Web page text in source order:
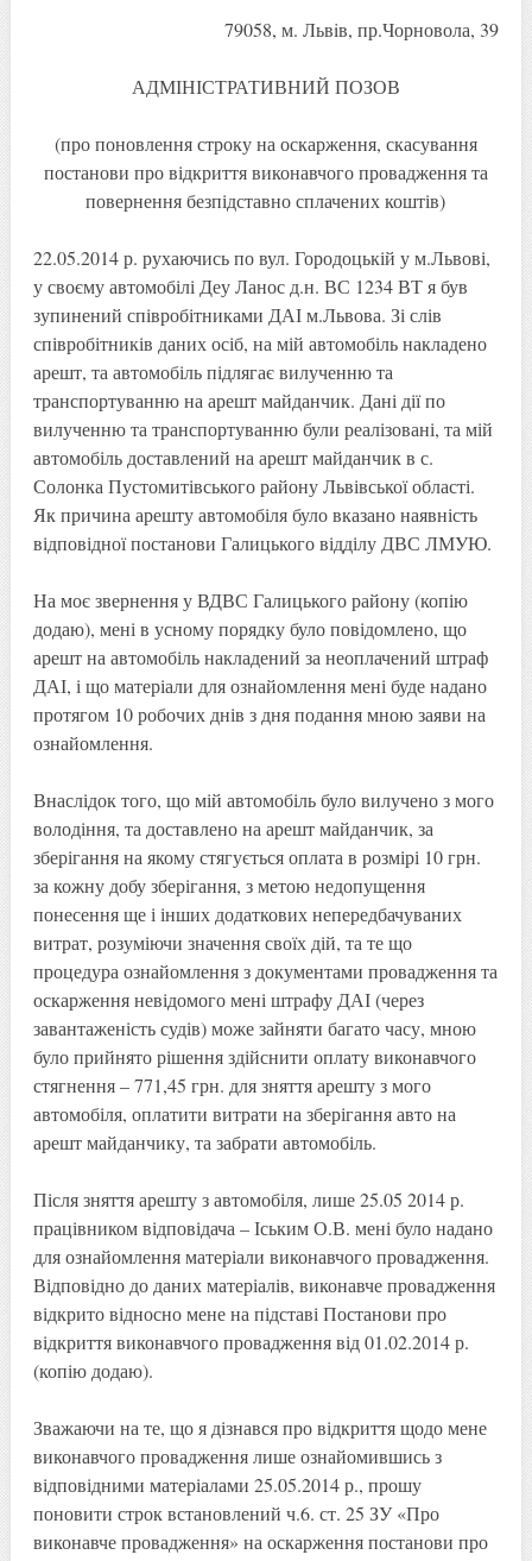
79058, м. Львiв, пр.Чорновола, 39
АДМІНІСТРАТИВНИЙ ПОЗОВ
(про поновлення строку на оскарження, скасування
постанови про відкриття виконавчого провадження та
повернення безпідставно сплачених коштів)
22.05.2014 р. рухаючись по вул. Городоцькій у м.Львові,
у своєму автомобілі Деу Ланос д.н. ВС 1234 ВТ я був
зупинений співробітниками ДАІ м.Львова. Зі слів
співробітників даних осіб, на мій автомобіль накладено
арешт, та автомобіль підлягає вилученню та
транспортуванню на арешт майданчик. Дані дії по
вилученню та транспортуванню були реалізовані, та мій
автомобіль доставлений на арешт майданчик в с.
Солонка Пустомитівського району Львівської області.
Як причина арешту автомобіля було вказано наявність
відповідної постанови Галицького відділу ДВС ЛМУЮ.
На моє звернення у ВДВС Галицького району (копію
додаю), мені в усному порядку було повідомлено, що
арешт на автомобіль накладений за неоплачений штраф
ДАІ, і що матеріали для ознайомлення мені буде надано
протягом 10 робочих днів з дня подання мною заяви на
ознайомлення.
Внаслідок того, що мій автомобіль було вилучено з мого
володіння, та доставлено на арешт майданчик, за
зберігання на якому стягується оплата в розмірі 10 грн.
за кожну добу зберігання, з метою недопущення
понесення ще і інших додаткових непередбачуваних
витрат, розуміючи значення своїх дій, та те що
процедура ознайомлення з документами провадження та
оскарження невідомого мені штрафу ДАІ (через
завантаженість судів) може зайняти багато часу, мною
було прийнято рішення здійснити оплату виконавчого
стягнення – 771,45 грн. для зняття арешту з мого
автомобіля, оплатити витрати на зберігання авто на
арешт майданчику, та забрати автомобіль.
Після зняття арешту з автомобіля, лише 25.05 2014 р.
працівником відповідача – Іським О.В. мені було надано
для ознайомлення матеріали виконавчого провадження.
Відповідно до даних матеріалів, виконавче провадження
відкрито відносно мене на підставі Постанови про
відкриття виконавчого провадження від 01.02.2014 р.
(копію додаю).
Зважаючи на те, що я дізнався про відкриття щодо мене
виконавчого провадження лише ознайомившись з
відповідними матеріалами 25.05.2014 р., прошу
поновити строк встановлений ч.6. ст. 25 ЗУ «Про
виконавче провадження» на оскарження постанови про